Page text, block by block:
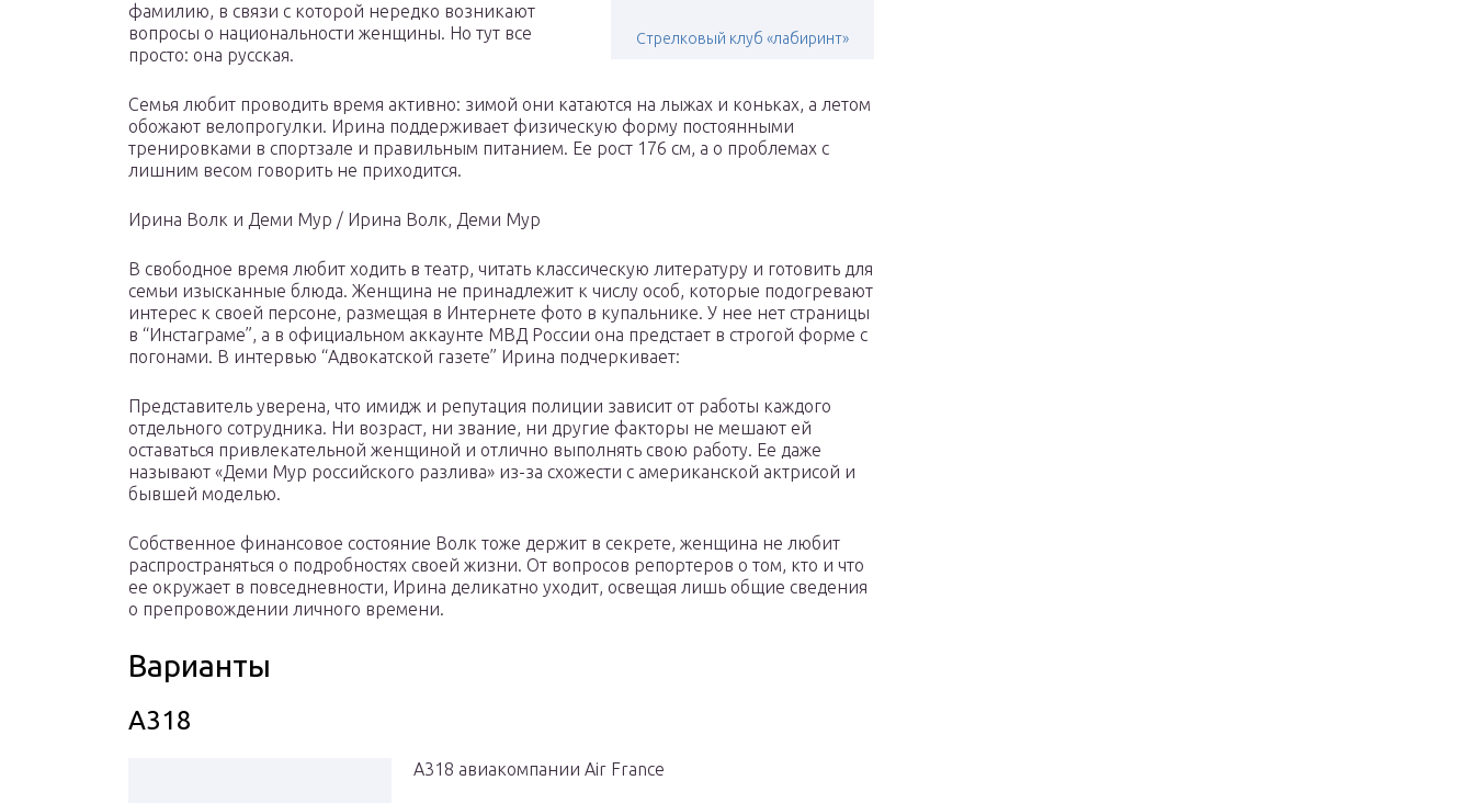
Стрелковый клуб «лабиринт»
фамилию, в связи с которой нередко возникают
вопросы о национальности женщины. Но тут все
просто: она русская.
Семья любит проводить время активно: зимой они катаются на лыжах и коньках, а летом
обожают велопрогулки. Ирина поддерживает физическую форму постоянными
тренировками в спортзале и правильным питанием. Ее рост 176 см, а о проблемах с
лишним весом говорить не приходится.
Ирина Волк и Деми Мур / Ирина Волк, Деми Мур
В свободное время любит ходить в театр, читать классическую литературу и готовить для
семьи изысканные блюда. Женщина не принадлежит к числу особ, которые подогревают
интерес к своей персоне, размещая в Интернете фото в купальнике. У нее нет страницы
в “Инстаграме”, а в официальном аккаунте МВД России она предстает в строгой форме с
погонами. В интервью “Адвокатской газете” Ирина подчеркивает:
Представитель уверена, что имидж и репутация полиции зависит от работы каждого
отдельного сотрудника. Ни возраст, ни звание, ни другие факторы не мешают ей
оставаться привлекательной женщиной и отлично выполнять свою работу. Ее даже
называют «Деми Мур российского разлива» из-за схожести с американской актрисой и
бывшей моделью.
Собственное финансовое состояние Волк тоже держит в секрете, женщина не любит
распространяться о подробностях своей жизни. От вопросов репортеров о том, кто и что
ее окружает в повседневности, Ирина деликатно уходит, освещая лишь общие сведения
о препровождении личного времени.
Варианты
A318
A318 авиакомпании Air France